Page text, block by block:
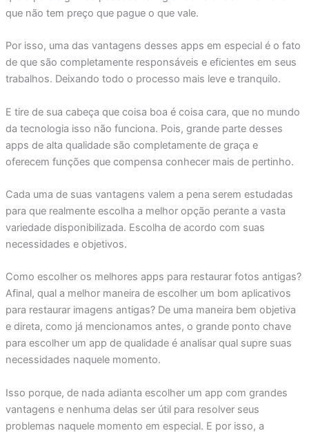
que não tem preço que pague o que vale.
Por isso, uma das vantagens desses apps em especial é o fato
de que são completamente responsáveis e eficientes em seus
trabalhos. Deixando todo o processo mais leve e tranquilo.
E tire de sua cabeça que coisa boa é coisa cara, que no mundo
da tecnologia isso não funciona. Pois, grande parte desses
apps de alta qualidade são completamente de graça e
oferecem funções que compensa conhecer mais de pertinho.
Cada uma de suas vantagens valem a pena serem estudadas
para que realmente escolha a melhor opção perante a vasta
variedade disponibilizada. Escolha de acordo com suas
necessidades e objetivos.
Como escolher os melhores apps para restaurar fotos antigas?
Afinal, qual a melhor maneira de escolher um bom aplicativos
para restaurar imagens antigas? De uma maneira bem objetiva
e direta, como já mencionamos antes, o grande ponto chave
para escolher um app de qualidade é analisar qual supre suas
necessidades naquele momento.
Isso porque, de nada adianta escolher um app com grandes
vantagens e nenhuma delas ser útil para resolver seus
problemas naquele momento em especial. E por isso, a